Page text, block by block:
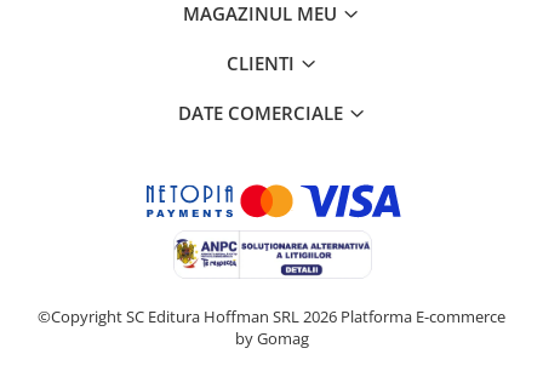
MAGAZINUL MEU
CLIENTI
DATE COMERCIALE
©Copyright SC Editura Hoffman SRL 2026 Platforma E-commerce
by Gomag